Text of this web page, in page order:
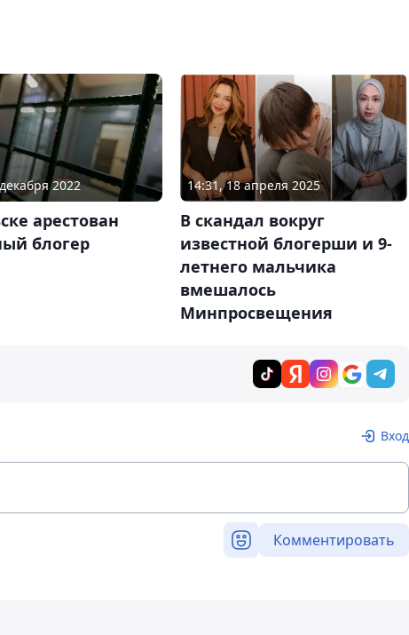
2022
арестован
блогер
14:31, 18 апреля 2025
В скандал вокруг
известной блогерши и 9-
летнего мальчика
вмешалось
Минпросвещения
Вход
Комментировать